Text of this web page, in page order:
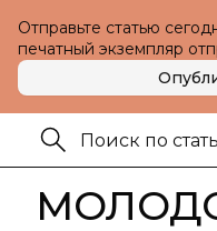
Отправьте статью
печатный экземпляр